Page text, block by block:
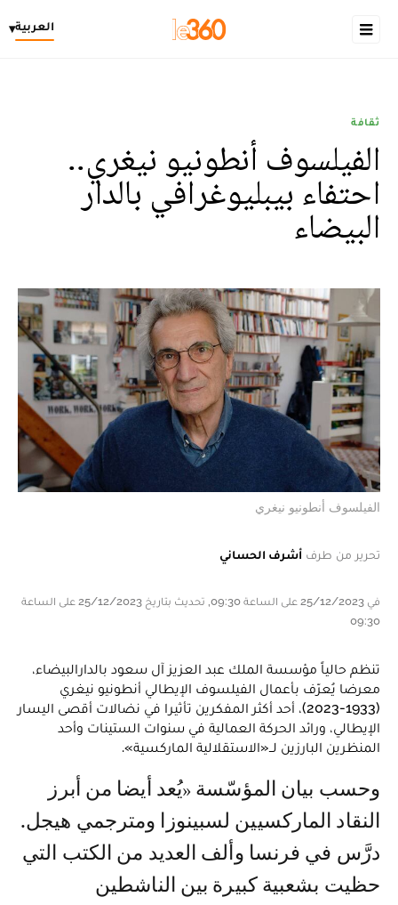
العربية▾
ثقافة
الفيلسوف أنطونيو نيغري..
احتفاء بيبليوغرافي بالدار
البيضاء
الفيلسوف أنطونيو نيغري
تحرير من طرف أشرف الحساني
في 25/12/2023 على الساعة 09:30, تحديث بتاريخ 25/12/2023 على الساعة
09:30
تنظم حالياً مؤسسة الملك عبد العزيز آل سعود بالدارالبيضاء،
معرضا يُعرّف بأعمال الفيلسوف الإيطالي أنطونيو نيغري
(1933-2023)، أحد أكثر المفكرين تأثيرا في نضالات أقصى اليسار
الإيطالي، ورائد الحركة العمالية في سنوات الستينات وأحد
المنظرين البارزين لــ«الاستقلالية الماركسية».
وحسب بيان المؤسّسة «يُعد أيضا من أبرز
النقاد الماركسيين لسبينوزا ومترجمي هيجل.
درَّس في فرنسا وألف العديد من الكتب التي
حظيت بشعبية كبيرة بين الناشطين